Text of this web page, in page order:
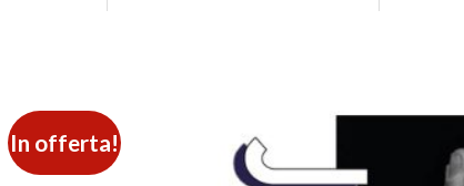
In offerta!